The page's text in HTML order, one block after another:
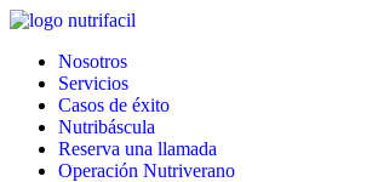
Ir
contenidoNosotros
Servicios
Casos de éxito
Nutribáscula
Reserva una llamada
Operación Nutriverano